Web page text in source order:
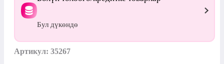
Бул дүкөндө
Артикул: 35267